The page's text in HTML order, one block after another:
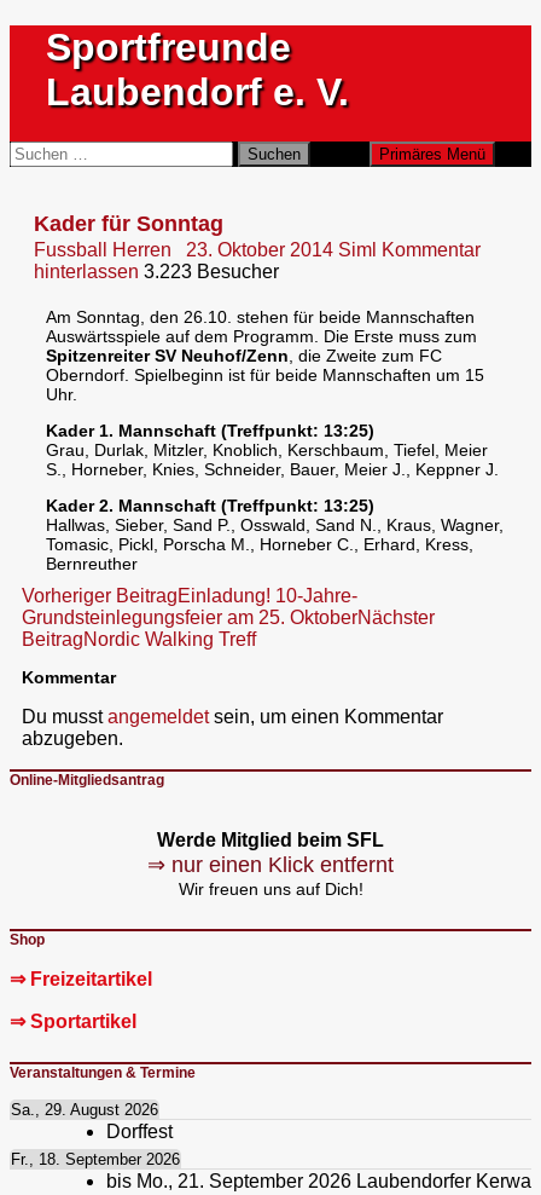
Inhalt
springen
Sportfreunde
Laubendorf e. V.
Suchen Primäres Menü
Suchen
nach:
Kader für Sonntag
Fussball Herren 23. Oktober 2014 Siml Kommentar
hinterlassen 3.223 Besucher
Am Sonntag, den 26.10. stehen für beide Mannschaften
Auswärtsspiele auf dem Programm. Die Erste muss zum
Spitzenreiter SV Neuhof/Zenn , die Zweite zum FC
Oberndorf. Spielbeginn ist für beide Mannschaften um 15
Uhr.
Kader 1. Mannschaft (Treffpunkt: 13:25)
Grau, Durlak, Mitzler, Knoblich, Kerschbaum, Tiefel, Meier
S., Horneber, Knies, Schneider, Bauer, Meier J., Keppner J.
Kader 2. Mannschaft (Treffpunkt: 13:25)
Hallwas, Sieber, Sand P., Osswald, Sand N., Kraus, Wagner,
Tomasic, Pickl, Porscha M., Horneber C., Erhard, Kress,
Bernreuther
Beitragsnavigation
Vorheriger BeitragEinladung! 10-Jahre-
Grundsteinlegungsfeier am 25. OktoberNächster
BeitragNordic Walking Treff
Kommentar
Du musstangemeldetsein, um einen Kommentar
abzugeben.
Online-Mitgliedsantrag
Werde Mitglied beim SFL
⇒ nur einen Klick entfernt
Wir freuen uns auf Dich!
Shop
⇒ Freizeitartikel
⇒ Sportartikel
Veranstaltungen & Termine
Sa., 29. August 2026
Dorffest
Fr., 18. September 2026
bis Mo., 21. September 2026 Laubendorfer Kerwa